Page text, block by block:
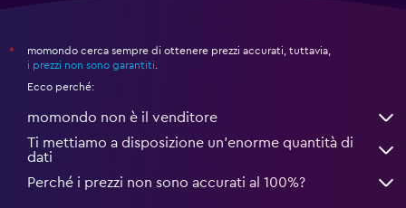
*
momondo cerca sempre di ottenere prezzi accurati, tuttavia,
i prezzi non sono garantiti
Ecco perché:
momondo non è il venditore
Ti mettiamo a disposizione un’enorme quantità di
dati
Perché i prezzi non sono accurati al 100%?